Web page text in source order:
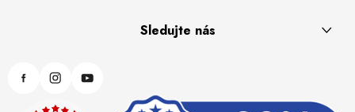
Sledujte nás